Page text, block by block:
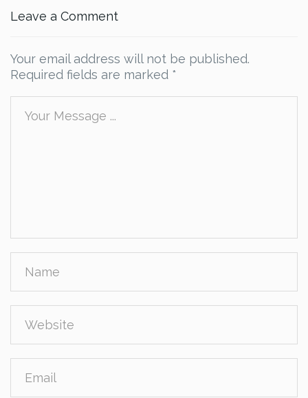
Leave a Comment
Your email address will not be published.
Required fields are marked *